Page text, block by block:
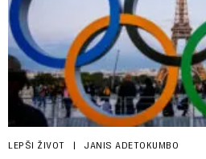
LEPŠI ŽIVOT JANIS ADETOKUMBO